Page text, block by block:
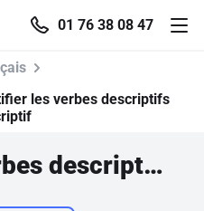
01 76 38 08 47
les verbes descriptifs
Identifier les verbes descriptifs dans un extrait de texte descriptif